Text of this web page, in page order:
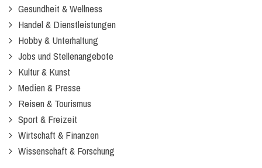
Gesundheit & Wellness
Handel & Dienstleistungen
Hobby & Unterhaltung
Jobs und Stellenangebote
Kultur & Kunst
Medien & Presse
Reisen & Tourismus
Sport & Freizeit
Wirtschaft & Finanzen
Wissenschaft & Forschung